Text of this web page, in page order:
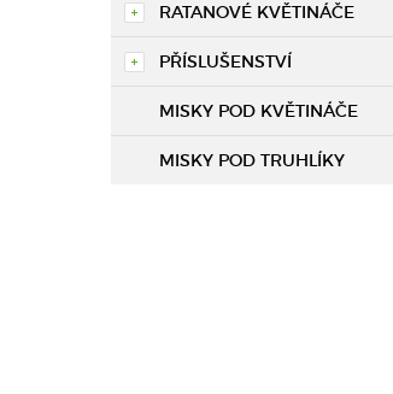
RATANOVÉ KVĚTINÁČE
PŘÍSLUŠENSTVÍ
MISKY POD KVĚTINÁČE
MISKY POD TRUHLÍKY